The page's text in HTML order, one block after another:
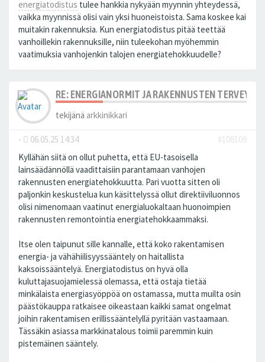
energiatodistus tulee hankkia nykyään myynnin yhteydessä,
vaikka myynnissä olisi vain yksi huoneistoista. Sama koskee kai
muitakin rakennuksia. Kun energiatodistus pitää teettää
vanhoillekin rakennuksille, niin tuleekohan myöhemmin
vaatimuksia vanhojenkin talojen energiatehokkuudelle?
RE: ENERGIANORMIT JA RAKENNUSTEN TERVEYS
tekijänä arkkinikkari
- 06.05.25 14:34
#108109
Kyllähän siitä on ollut puhetta, että EU-tasoisella
lainsäädännöllä vaadittaisiin parantamaan vanhojen
rakennusten energiatehokkuutta. Pari vuotta sitten oli
paljonkin keskustelua kun käsittelyssä ollut direktiiviluonnos
olisi nimenomaan vaatinut energialuokaltaan huonoimpien
rakennusten remontointia energiatehokkaammaksi.
Itse olen taipunut sille kannalle, että koko rakentamisen
energia- ja vähähiilisyyssääntely on haitallista
kaksoissääntelyä. Energiatodistus on hyvä olla
kuluttajasuojamielessä olemassa, että ostaja tietää
minkälaista energiasyöppöä on ostamassa, mutta muilta osin
päästökauppa ratkaisee oikeastaan kaikki samat ongelmat
joihin rakentamisen erillissääntelyllä pyritään vastaamaan.
Tässäkin asiassa markkinatalous toimii paremmin kuin
pistemäinen sääntely.